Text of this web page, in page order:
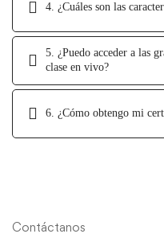
4. ¿Cuáles son las
5. ¿Puedo acceder a las
clase en vivo?
6. ¿Cómo obtengo mi
Contáctanos